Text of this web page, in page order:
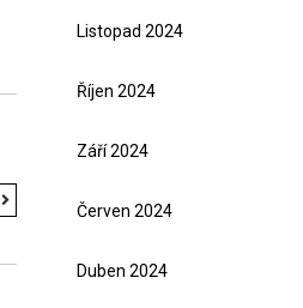
Listopad 2024
Říjen 2024
Září 2024
Červen 2024
Duben 2024